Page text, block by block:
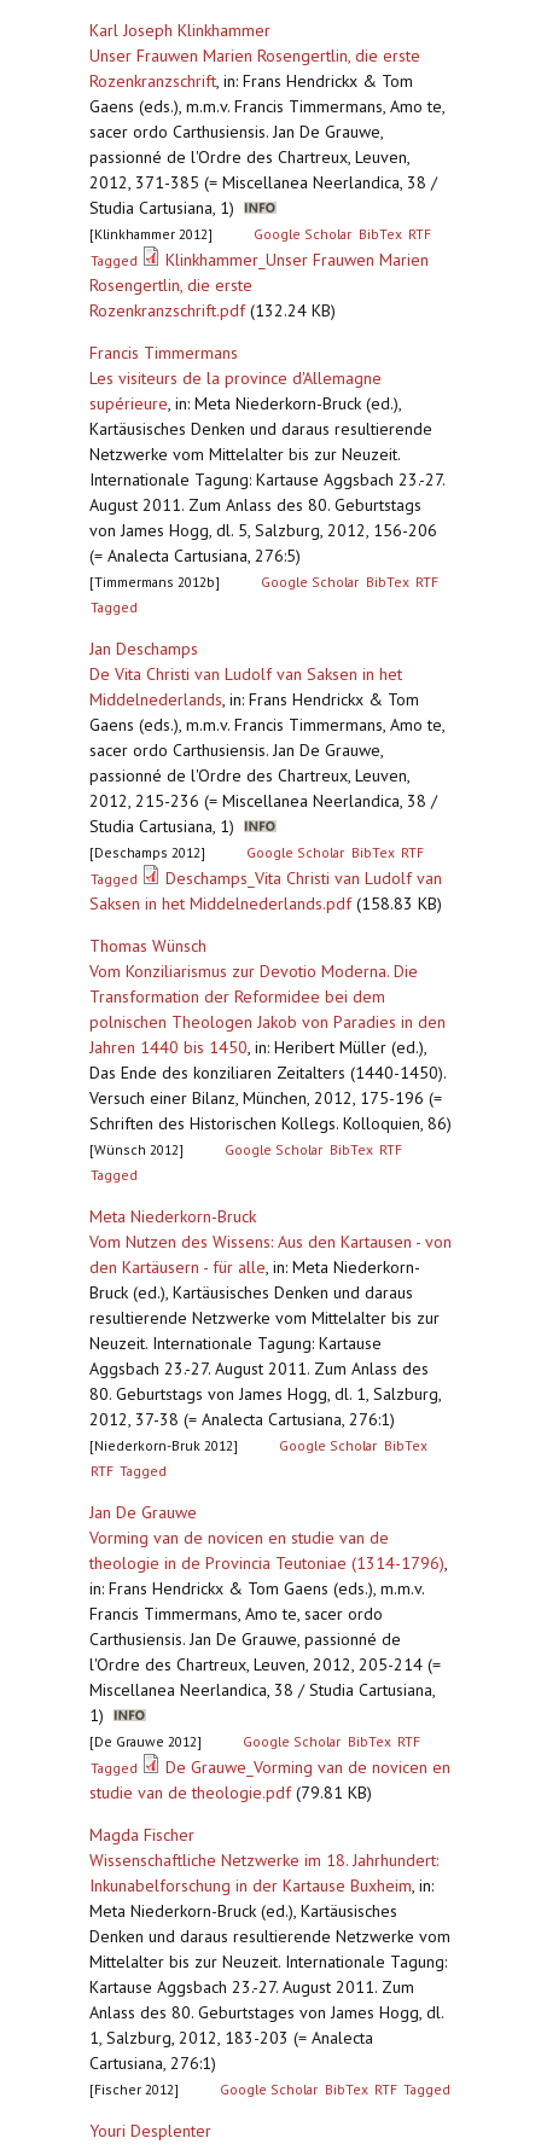
Karl Joseph Klinkhammer
Unser Frauwen Marien Rosengertlin, die erste
Rozenkranzschrift, in: Frans Hendrickx & Tom
Gaens (eds.), m.m.v. Francis Timmermans, Amo te,
sacer ordo Carthusiensis. Jan De Grauwe,
passionné de l'Ordre des Chartreux, Leuven,
2012, 371-385 (= Miscellanea Neerlandica, 38 /
Studia Cartusiana, 1)
[Klinkhammer 2012] Google Scholar BibTex RTF
Tagged
Klinkhammer_Unser Frauwen Marien
Rosengertlin, die erste
Rozenkranzschrift.pdf(132.24 KB)
Francis Timmermans
Les visiteurs de la province d'Allemagne
supérieure, in: Meta Niederkorn-Bruck (ed.),
Kartäusisches Denken und daraus resultierende
Netzwerke vom Mittelalter bis zur Neuzeit.
Internationale Tagung: Kartause Aggsbach 23.-27.
August 2011. Zum Anlass des 80. Geburtstags
von James Hogg, dl. 5, Salzburg, 2012, 156-206
(= Analecta Cartusiana, 276:5)
[Timmermans 2012b] Google Scholar BibTex RTF
Tagged
Jan Deschamps
De Vita Christi van Ludolf van Saksen in het
Middelnederlands, in: Frans Hendrickx & Tom
Gaens (eds.), m.m.v. Francis Timmermans, Amo te,
sacer ordo Carthusiensis. Jan De Grauwe,
passionné de l'Ordre des Chartreux, Leuven,
2012, 215-236 (= Miscellanea Neerlandica, 38 /
Studia Cartusiana, 1)
[Deschamps 2012] Google Scholar BibTex RTF
Tagged
Deschamps_Vita Christi van Ludolf van
Saksen in het Middelnederlands.pdf(158.83 KB)
Thomas Wünsch
Vom Konziliarismus zur Devotio Moderna. Die
Transformation der Reformidee bei dem
polnischen Theologen Jakob von Paradies in den
Jahren 1440 bis 1450, in: Heribert Müller (ed.),
Das Ende des konziliaren Zeitalters (1440-1450).
Versuch einer Bilanz, München, 2012, 175-196 (=
Schriften des Historischen Kollegs. Kolloquien, 86)
[Wünsch 2012] Google Scholar BibTex RTF
Tagged
Meta Niederkorn-Bruck
Vom Nutzen des Wissens: Aus den Kartausen - von
den Kartäusern - für alle, in: Meta Niederkorn-
Bruck (ed.), Kartäusisches Denken und daraus
resultierende Netzwerke vom Mittelalter bis zur
Neuzeit. Internationale Tagung: Kartause
Aggsbach 23.-27. August 2011. Zum Anlass des
80. Geburtstags von James Hogg, dl. 1, Salzburg,
2012, 37-38 (= Analecta Cartusiana, 276:1)
[Niederkorn-Bruk 2012] Google Scholar BibTex
RTF Tagged
Jan De Grauwe
Vorming van de novicen en studie van de
theologie in de Provincia Teutoniae (1314-1796),
in: Frans Hendrickx & Tom Gaens (eds.), m.m.v.
Francis Timmermans, Amo te, sacer ordo
Carthusiensis. Jan De Grauwe, passionné de
l'Ordre des Chartreux, Leuven, 2012, 205-214 (=
Miscellanea Neerlandica, 38 / Studia Cartusiana,
1)
[De Grauwe 2012] Google Scholar BibTex RTF
Tagged
De Grauwe_Vorming van de novicen en
studie van de theologie.pdf(79.81 KB)
Magda Fischer
Wissenschaftliche Netzwerke im 18. Jahrhundert:
Inkunabelforschung in der Kartause Buxheim, in:
Meta Niederkorn-Bruck (ed.), Kartäusisches
Denken und daraus resultierende Netzwerke vom
Mittelalter bis zur Neuzeit. Internationale Tagung:
Kartause Aggsbach 23.-27. August 2011. Zum
Anlass des 80. Geburtstages von James Hogg, dl.
1, Salzburg, 2012, 183-203 (= Analecta
Cartusiana, 276:1)
[Fischer 2012] Google Scholar BibTex RTF Tagged
Youri Desplenter